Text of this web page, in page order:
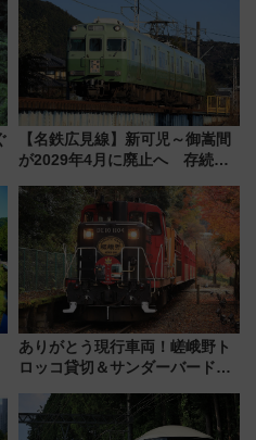
【名鉄広見線】新可児～御嵩間
が2029年4月に廃止へ 存続協
ありがとう現行車両！嵯峨野ト
ロッコ貸切＆サンダーバードレ
斉藤雪乃＆福原トシヒロと行
く！9月13日「京都の鉄道満喫